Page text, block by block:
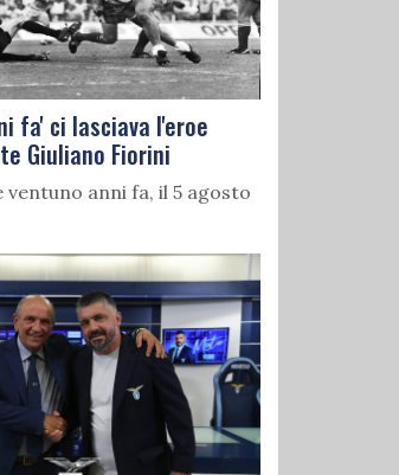
fa' ci lasciava l'eroe
Giuliano Fiorini
anni fa, il 5 agosto